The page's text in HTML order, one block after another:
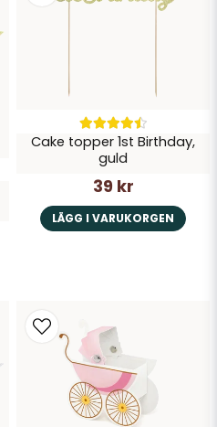
Cake topper 1st Birthday,
guld
39 kr
LÄGG I VARUKORGEN